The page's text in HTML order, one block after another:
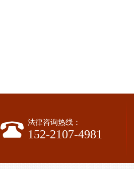
法律咨询热线：
152-2107-4981